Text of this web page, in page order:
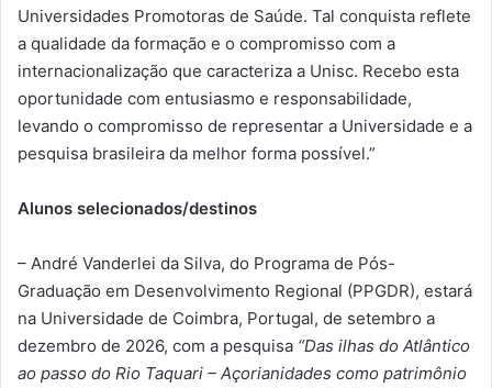
Universidades Promotoras de Saúde. Tal conquista reflete
a qualidade da formação e o compromisso com a
internacionalização que caracteriza a Unisc. Recebo esta
oportunidade com entusiasmo e responsabilidade,
levando o compromisso de representar a Universidade e a
pesquisa brasileira da melhor forma possível.”
Alunos selecionados/destinos
– André Vanderlei da Silva, do Programa de Pós-
Graduação em Desenvolvimento Regional (PPGDR), estará
na Universidade de Coimbra, Portugal, de setembro a
dezembro de 2026, com a pesquisa “Das ilhas do Atlântico
ao passo do Rio Taquari – Açorianidades como patrimônio